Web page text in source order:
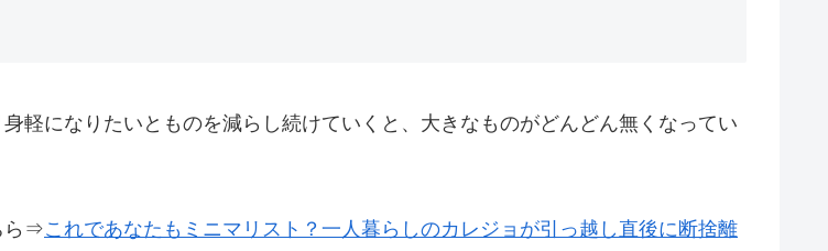
軽になりたいとものを減らし続けていくと、大きなものがどんどん無くなってい
ら⇒これであなたもミニマリスト？一人暮らしのカレジョが引っ越し直後に断捨離